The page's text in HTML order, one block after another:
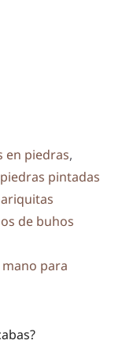
en piedras,
piedras pintadas
de buhos
para